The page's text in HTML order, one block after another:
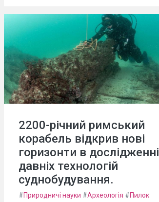
2200-річний римський
корабель відкрив нові
горизонти в дослідженні
давніх технологій
суднобудування.
#Природничі науки #Археологія #Пилок